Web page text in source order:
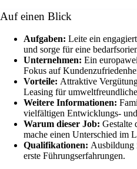
Auf einen Blick
Aufgaben: Leite ein
und sorge für eine
Unternehmen: Ein
Fokus auf
Vorteile: Attraktive
Leasing für
Weitere Informationen:
vielfältigen Entwicklungs-
Warum dieser Job: Gestalte
mache einen Unterschied im
Qualifikationen: Ausbildung
erste Führungserfahrungen.